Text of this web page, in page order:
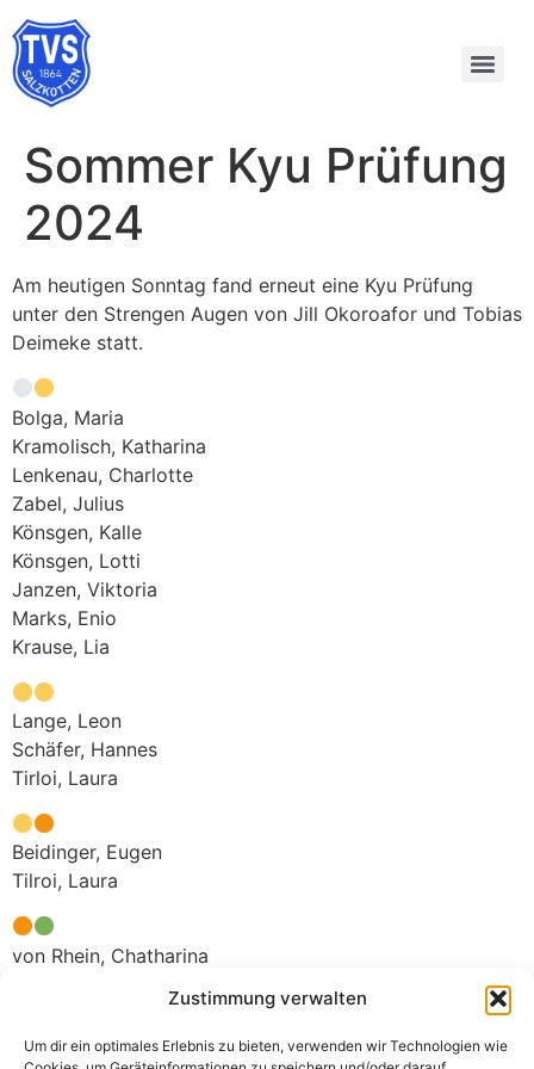
Zustimmung verwalten
Um dir ein optimales Erlebnis zu bieten, verwenden wir Technologien wie
Sommer Kyu Prüfung
2024
Am heutigen Sonntag fand erneut eine Kyu Prüfung
unter den Strengen Augen von Jill Okoroafor und Tobias
Deimeke statt.
Bolga, Maria
Kramolisch, Katharina
Lenkenau, Charlotte
Zabel, Julius
Könsgen, Kalle
Könsgen, Lotti
Janzen, Viktoria
Marks, Enio
Krause, Lia
Lange, Leon
Schäfer, Hannes
Tirloi, Laura
Beidinger, Eugen
Tilroi, Laura
von Rhein, Chatharina
Tetlak Julian (TV Jahn Bad Lippspringe)